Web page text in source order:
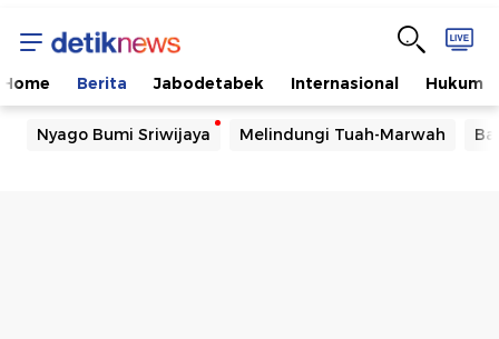
Home Berita Jabodetabek Internasional Hukum
Nyago Bumi Sriwijaya Melindungi Tuah-Marwah